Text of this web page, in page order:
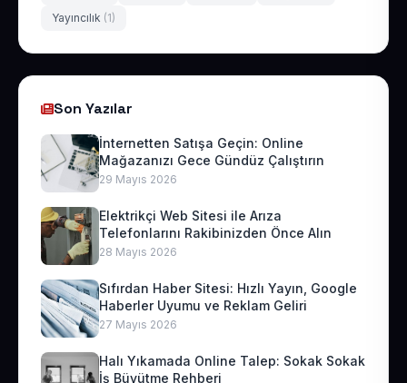
Yayıncılık (1)
Son Yazılar
İnternetten Satışa Geçin: Online
Mağazanızı Gece Gündüz Çalıştırın
29 Mayıs 2026
Elektrikçi Web Sitesi ile Arıza
Telefonlarını Rakibinizden Önce Alın
28 Mayıs 2026
Sıfırdan Haber Sitesi: Hızlı Yayın, Google
Haberler Uyumu ve Reklam Geliri
27 Mayıs 2026
Halı Yıkamada Online Talep: Sokak Sokak
İş Büyütme Rehberi